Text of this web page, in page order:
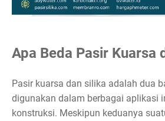
Apa Beda Pasir Kuarsa
Pasir kuarsa dan silika adalah dua
digunakan dalam berbagai aplikasi
konstruksi. Meskipun keduanya